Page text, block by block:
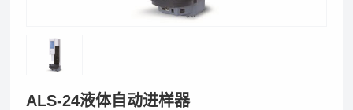
ALS-24液体自动进样器